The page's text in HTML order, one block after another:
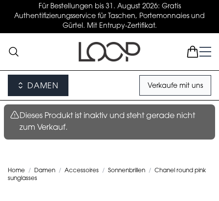
Für Bestellungen bis 31. August 2026: Gratis
Authentifizierungsservice für Taschen, Portemonnaies und
Gürtel. Mit Entrupy-Zertifikat.
DAMEN Verkaufe mit uns
Dieses Produkt ist inaktiv und steht gerade nicht
zum Verkauf.
Home / Damen / Accessoires / Sonnenbrillen / Chanel round pink
sunglasses